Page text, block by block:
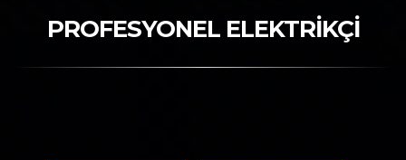
PROFESYONEL ELEKTRİKÇİ